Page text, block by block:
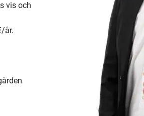
vis och
år.